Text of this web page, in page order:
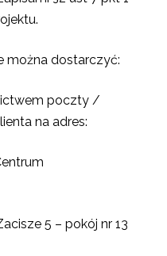
można dostarczyć:
poczty /
na adres:
5 – pokój nr 13